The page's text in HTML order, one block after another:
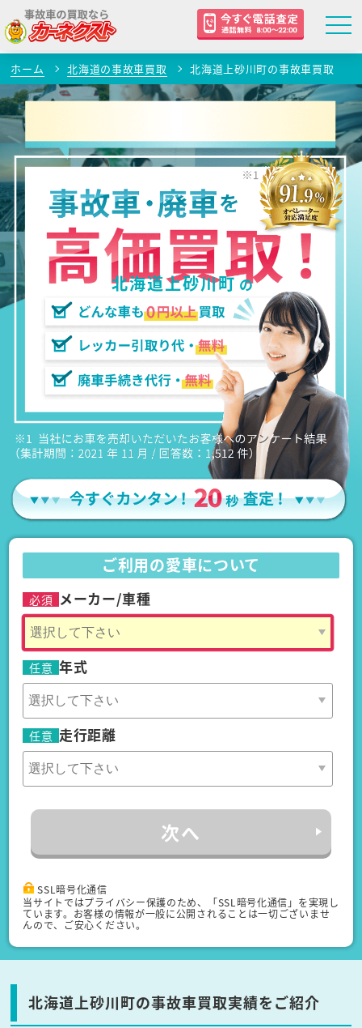
ホーム 北海道の事故車買取 北海道上砂川町の事故車買取
北海道上砂川町 の
ご利用の愛車について
必須 メーカー/車種
任意 年式
任意 走行距離
次へ
SSL暗号化通信
当サイトではプライバシー保護のため、「SSL暗号化通信」を実現し
ています。お客様の情報が一般に公開されることは一切ございませ
んので、ご安心ください。
北海道上砂川町の事故車買取実績をご紹介